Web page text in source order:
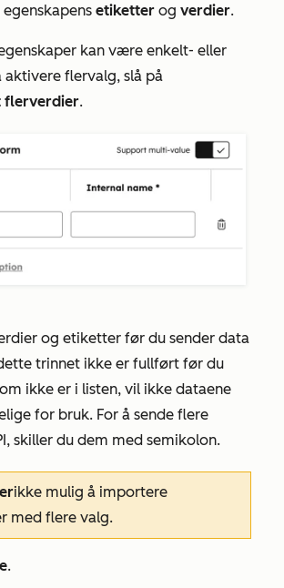
etiketter og verdier.
kan være enkelt- eller
aktivere flervalg, slå på
flerverdier.
og etiketter før du sender data
trinnet ikke er fullført før du
ikke er i listen, vil ikke dataene
for bruk. For å sende flere
skiller du dem med semikolon.
ikke mulig å importere
med flere valg.
.